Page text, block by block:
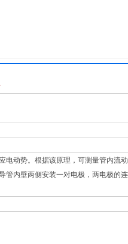
动势。根据该原理，可测量管内流
内壁两侧安装一对电极，两电极的